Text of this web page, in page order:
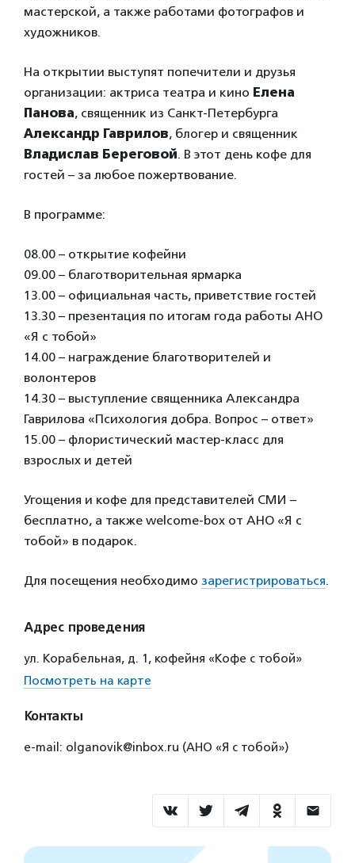
мастерской, а также работами фотографов и
художников.
На открытии выступят попечители и друзья
организации: актриса театра и кино Елена
Панова, священник из Санкт-Петербурга
Александр Гаврилов, блогер и священник
Владислав Береговой. В этот день кофе для
гостей – за любое пожертвование.
В программе:
08.00 – открытие кофейни
09.00 – благотворительная ярмарка
13.00 – официальная часть, приветствие гостей
13.30 – презентация по итогам года работы АНО
«Я с тобой»
14.00 – награждение благотворителей и
волонтеров
14.30 – выступление священника Александра
Гаврилова «Психология добра. Вопрос – ответ»
15.00 – флористический мастер-класс для
взрослых и детей
Угощения и кофе для представителей СМИ –
бесплатно, а также welcome-box от АНО «Я с
тобой» в подарок.
Для посещения необходимо зарегистрироваться.
Адрес проведения
ул. Корабельная, д. 1, кофейня «Кофе с тобой»
Посмотреть на карте
Контакты
e-mail: olganovik@inbox.ru (АНО «Я с тобой»)